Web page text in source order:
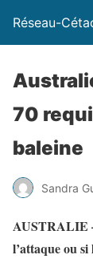
Réseau-
70
baleine
Sandra
AUSTRALIE
l’attaque ou si